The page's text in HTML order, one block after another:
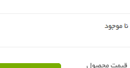
قیمت محصول